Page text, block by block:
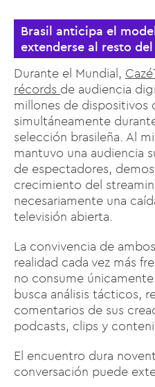
Brasil anticipa el
extenderse al resto
Durante el Mundial,
récords de audiencia
millones de dispositivos
simultáneamente
selección brasileña. Al
mantuvo una audiencia
de espectadores,
crecimiento del
necesariamente una
televisión abierta.
La convivencia de
realidad cada vez más
no consume
busca análisis tácticos,
comentarios de sus
podcasts, clips y
El encuentro dura
conversación puede